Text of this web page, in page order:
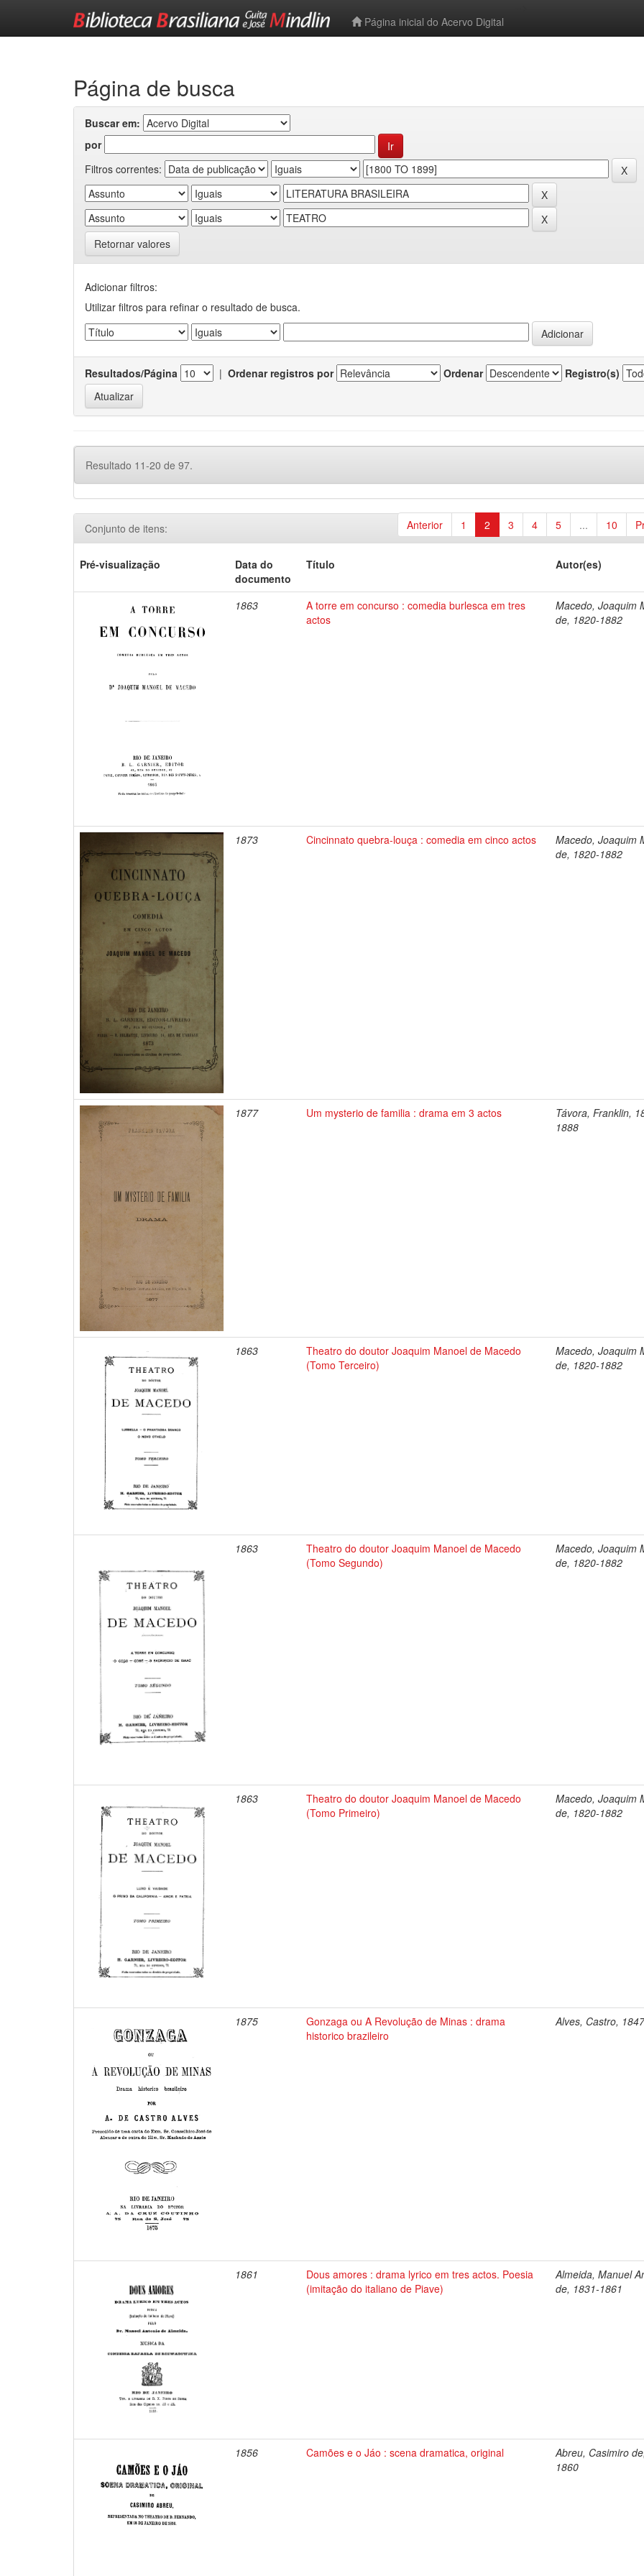
Página inicial do Acervo Digital
Página de busca
Buscar em:
por
Filtros correntes:
Retornar valores
Adicionar filtros:
Utilizar filtros para refinar o resultado de busca.
Resultados/Página | Ordenar registros por Ordenar Registro(s)
Resultado 11-20 de 97.
Anterior 1 2 3 4 5 ... 10
Conjunto de itens:
Pré-visualização
Data do
documento
Título Autor(es)
1863
A torre em concurso : comedia burlesca em tres
actos
Macedo, Joaquim
de, 1820-1882
1873 Cincinnato quebra-louça : comedia em cinco actos
Macedo, Joaquim
de, 1820-1882
1877 Um mysterio de familia : drama em 3 actos
Távora, Franklin,
1888
1863
Theatro do doutor Joaquim Manoel de Macedo
(Tomo Terceiro)
Macedo, Joaquim
de, 1820-1882
1863
Theatro do doutor Joaquim Manoel de Macedo
(Tomo Segundo)
Macedo, Joaquim
de, 1820-1882
1863
Theatro do doutor Joaquim Manoel de Macedo
(Tomo Primeiro)
Macedo, Joaquim
de, 1820-1882
1875
Gonzaga ou A Revolução de Minas : drama
historico brazileiro
Alves, Castro,
1861
Dous amores : drama lyrico em tres actos. Poesia
(imitação do italiano de Piave)
Almeida, Manuel
de, 1831-1861
1856 Camões e o Jáo : scena dramatica, original
Abreu, Casimiro
1860